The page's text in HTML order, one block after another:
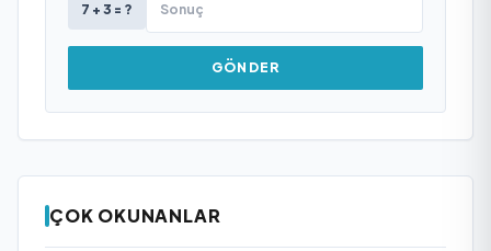
7 + 3 = ?
GÖNDER
ÇOK OKUNANLAR